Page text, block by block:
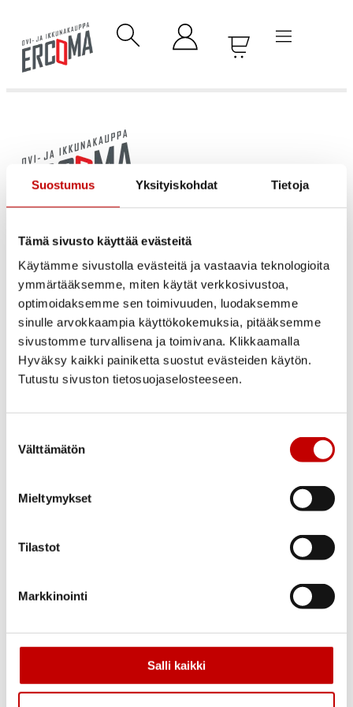
Suostumus Yksityiskohdat Tietoja
Tämä sivusto käyttää evästeitä
Käytämme sivustolla evästeitä ja vastaavia teknologioita
ymmärtääksemme, miten käytät verkkosivustoa,
optimoidaksemme sen toimivuuden, luodaksemme
sinulle arvokkaampia käyttökokemuksia, pitääksemme
sivustomme turvallisena ja toimivana. Klikkaamalla
Hyväksy kaikki painiketta suostut evästeiden käytön.
Tutustu sivuston tietosuojaselosteeseen.
valinta
Välttämätön
Mieltymykset
Tilastot
Markkinointi
Salli kaikki
varastovalikoimastamme.
YHTEYSTIEDOT
Asiakaspalvelu:08 515 115
Ma-Pe klo 8:00 – 16:00
Uusi Ovikauppa Ercoma Oy
Y-tunnus 2890130-2
Pulkkisentie 6
90440 KEMPELE
YRITYS
ASIAKKAALLE
Jälleenmyyjät
Tietosuojaseloste
Ulko-ovet
Väliovet